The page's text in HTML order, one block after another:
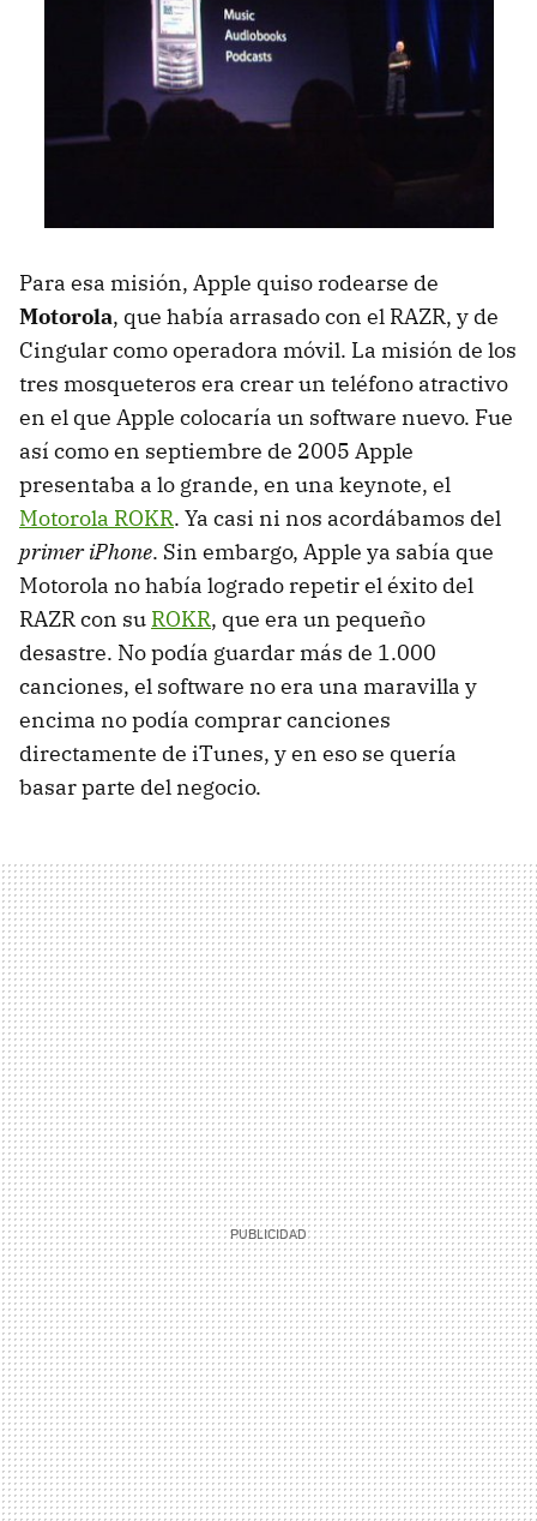
Para esa misión, Apple quiso rodearse de
Motorola, que había arrasado con el RAZR, y de
Cingular como operadora móvil. La misión de los
tres mosqueteros era crear un teléfono atractivo
en el que Apple colocaría un software nuevo. Fue
así como en septiembre de 2005 Apple
presentaba a lo grande, en una keynote, el
Motorola ROKR. Ya casi ni nos acordábamos del
primer iPhone. Sin embargo, Apple ya sabía que
Motorola no había logrado repetir el éxito del
RAZR con su ROKR, que era un pequeño
desastre. No podía guardar más de 1.000
canciones, el software no era una maravilla y
encima no podía comprar canciones
directamente de iTunes, y en eso se quería
basar parte del negocio.